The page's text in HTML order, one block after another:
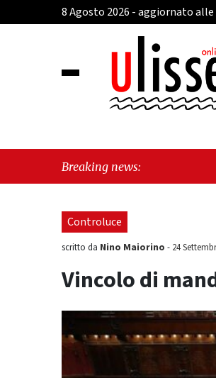
8 Agosto 2026 - aggiornato alle
Breaking news:
Controluce
scritto da Nino Maiorino - 24
Vincolo di